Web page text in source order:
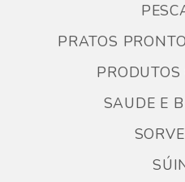
PRATOS
SAUDE E